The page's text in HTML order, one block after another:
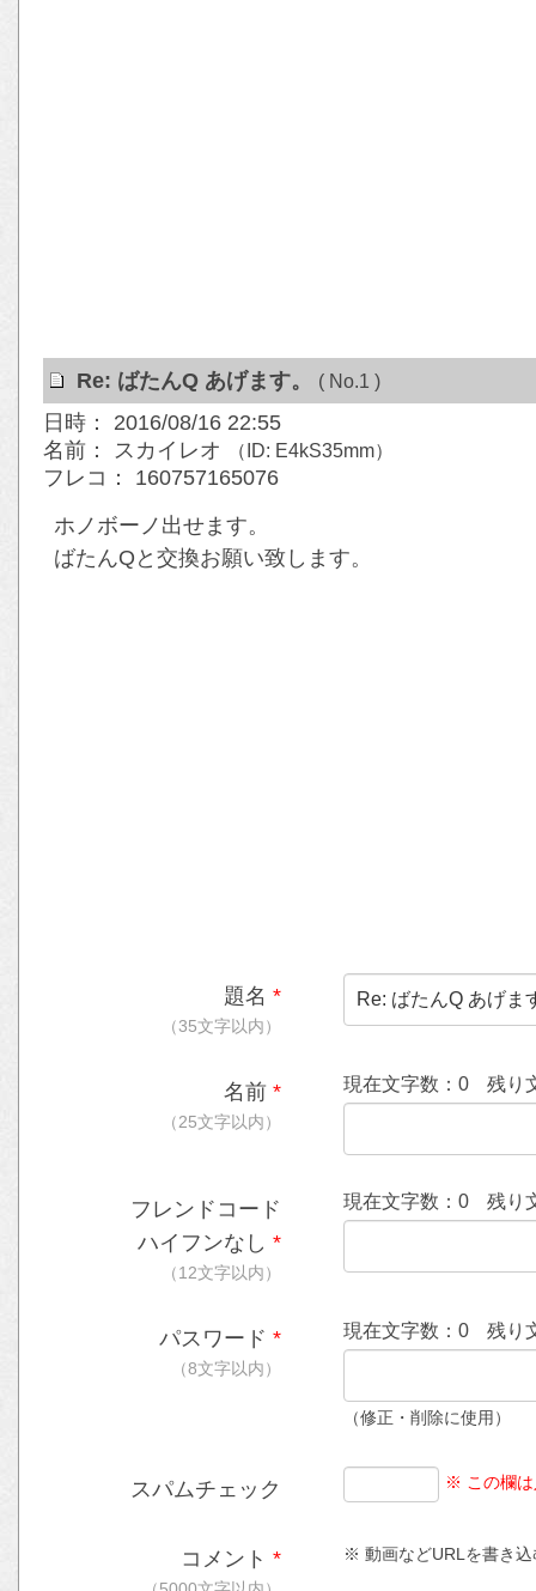
Re: ばたんQ あげます。 ( No.1 )
日時： 2016/08/16 22:55
名前： スカイレオ
（ID: E4kS35mm）
フレコ： 160757165076
ホノボーノ出せます。
ばたんQと交換お願い致します。
題名 *
（35文字以内）
名前 *
（25文字以内）
現在文字数：0 残り
フレンドコード
ハイフンなし *
（12文字以内）
現在文字数：0 残り
パスワード *
（8文字以内）
現在文字数：0 残り
（修正・削除に使用）
スパムチェック ※ この欄は
コメント * ※ 動画などURLを書き